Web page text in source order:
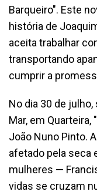
Barqueiro". Este
história de
aceita trabalhar
transportando
cumprir a
No dia 30 de
Mar, em Quarteira,
João Nuno Pinto.
afetado pela seca
mulheres —
vidas se cruzam